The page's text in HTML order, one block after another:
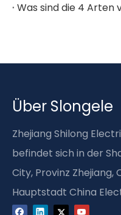
Über Slongele
Zhejiang Shilong
befindet sich in der
City, Provinz Zhejiang,
Hauptstadt China